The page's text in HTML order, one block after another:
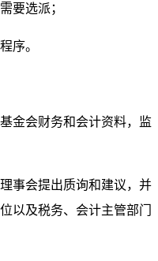
要选派；
序。
金会财务和会计资料，
监
事会提出质询和建议， 并
以及税务、会计主管部门